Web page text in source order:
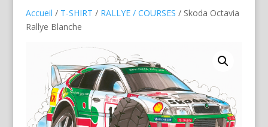
Accueil / T-SHIRT / RALLYE / COURSES / Skoda Octavia
Rallye Blanche